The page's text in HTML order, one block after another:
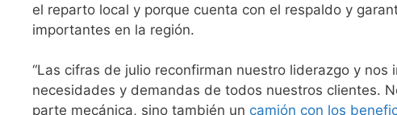
el reparto local y porque cuenta con el respaldo y
importantes en la región.
“Las cifras de julio reconfirman nuestro liderazgo y
necesidades y demandas de todos nuestros clientes.
parte mecánica, sino también un camión con los